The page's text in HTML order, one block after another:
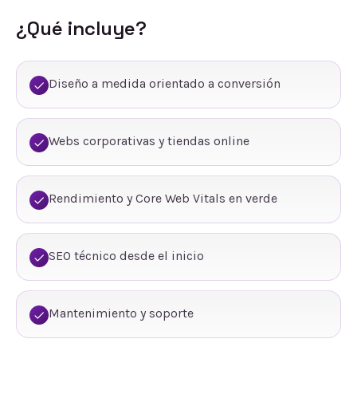
¿Qué incluye?
Diseño a medida orientado a conversión
Webs corporativas y tiendas online
Rendimiento y Core Web Vitals en verde
SEO técnico desde el inicio
Mantenimiento y soporte